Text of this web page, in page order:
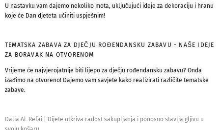
U nastavku vam dajemo nekoliko mota, uključujući ideje za dekoraciju i hranu
koje će Dan djeteta učiniti uspješnim!
TEMATSKA ZABAVA ZA DJEČJU ROĐENDANSKU ZABAVU - NAŠE IDEJE
ZA BORAVAK NA OTVORENOM
Vrijeme će najvjerojatnije biti lijepo za dječju rođendansku zabavu? Onda
izađimo na otvoreno! Dajemo vam savjete kako realizirati različite tematske
zabave.
Dalia Al-Refai
Dijete otkriva radost sakupljanja i ponosno stavlja gljivu u